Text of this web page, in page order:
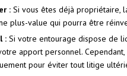
: Si vous êtes déjà propriétaire,
plus-value qui pourra être
: Si votre entourage dispose de
apport personnel.
pour éviter tout litige